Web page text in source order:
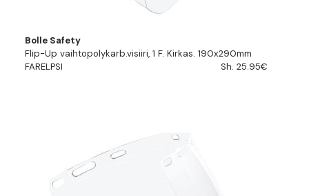
Bolle Safety
Flip-Up vaihtopolykarb.visiiri, 1 F. Kirkas. 190x290mm
FARELPSI
Sh. 25.95€